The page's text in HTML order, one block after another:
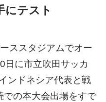
にテスト
ススタジアムでオー
日に市立吹田サッカ
ンドネシア代表と戦
での本大会出場をすで